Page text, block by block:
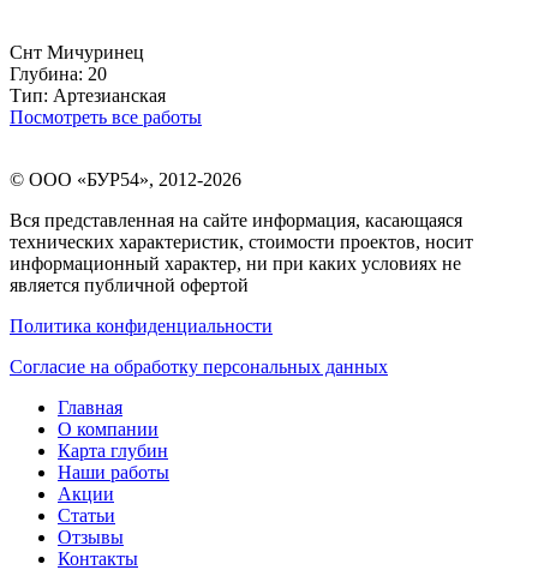
Снт Мичуринец
Глубина: 20
Тип: Артезианская
Посмотреть все работы
© ООО «БУР54», 2012-2026
Вся представленная на сайте информация, касающаяся
технических характеристик, стоимости проектов, носит
информационный характер, ни при каких условиях не
является публичной офертой
Политика конфиденциальности
Согласие на обработку персональных данных
Главная
О компании
Карта глубин
Наши работы
Акции
Статьи
Отзывы
Контакты